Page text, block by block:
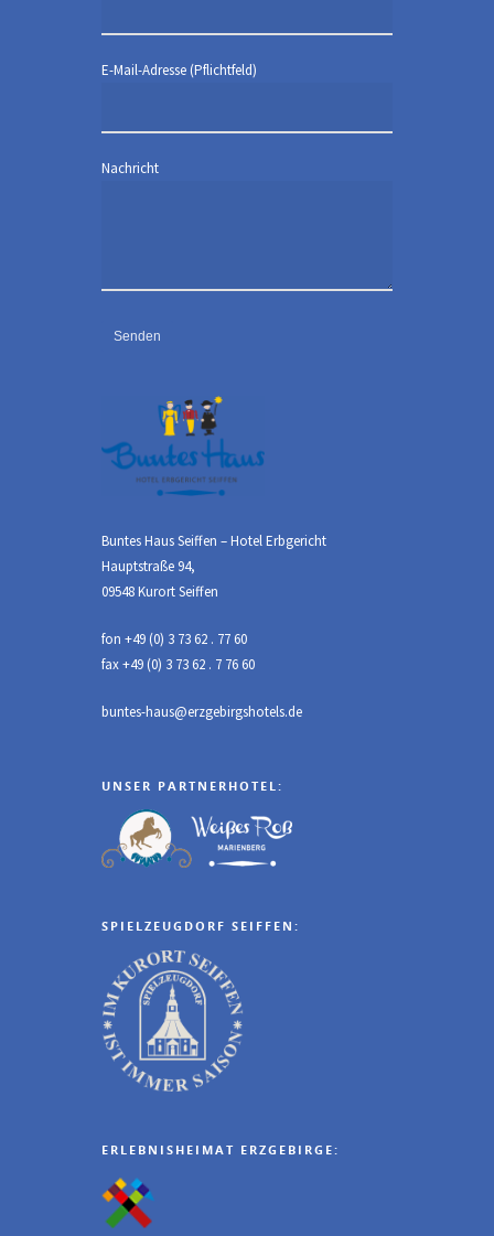
E-Mail-Adresse (Pflichtfeld)
Nachricht
Buntes Haus Seiffen – Hotel Erbgericht
Hauptstraße 94,
09548 Kurort Seiffen
fon +49 (0) 3 73 62 . 77 60
fax +49 (0) 3 73 62 . 7 76 60
buntes-haus@erzgebirgshotels.de
UNSER PARTNERHOTEL:
SPIELZEUGDORF SEIFFEN:
ERLEBNISHEIMAT ERZGEBIRGE: